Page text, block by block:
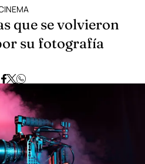
que se volvieron
su fotografía